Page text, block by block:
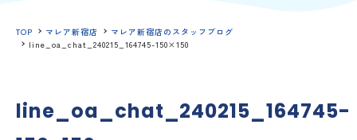
TOP マレア新宿店
マレア新宿店のスタッフブログ
line_oa_chat_240215_164745-150×150
line_oa_chat_240215_164745-